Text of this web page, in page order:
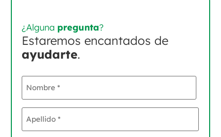
¿Alguna pregunta?
Estaremos encantados de
ayudarte.
Nombre
Apellido